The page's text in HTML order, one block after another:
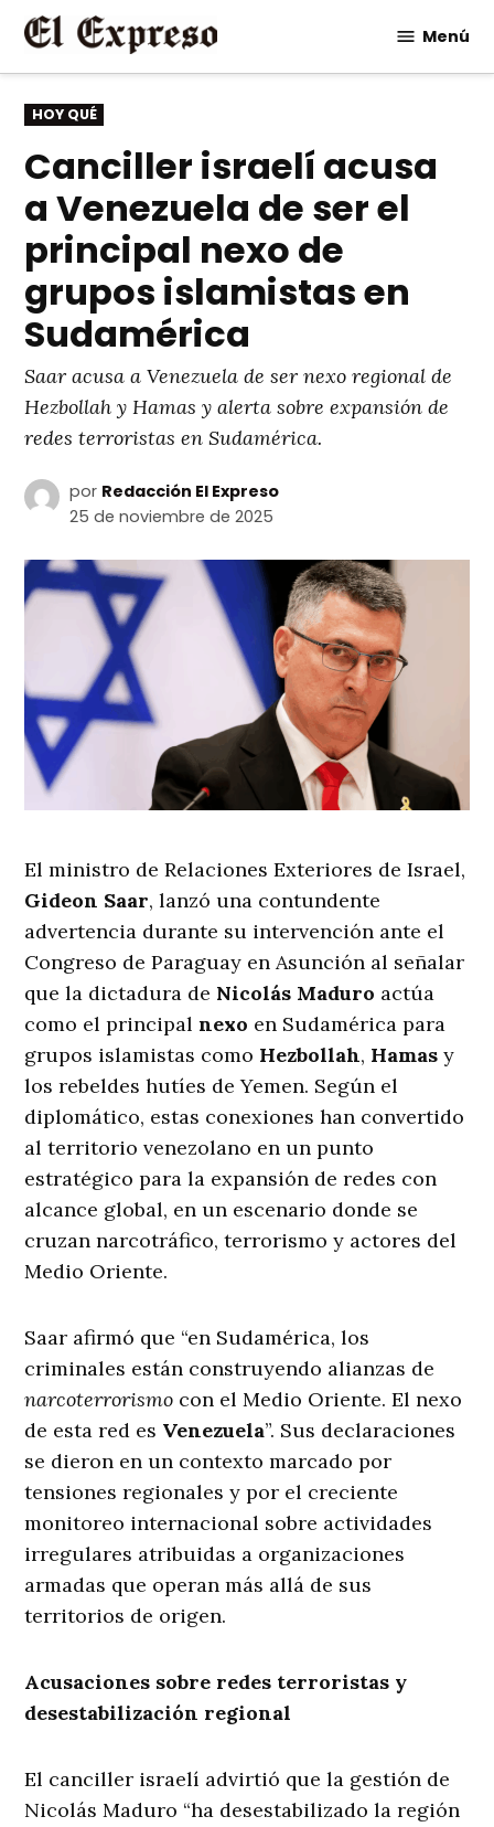
Saltar
contenido
Menú
PUBLICADO
EN
HOY QUÉ
Canciller israelí acusa
a Venezuela de ser el
principal nexo de
grupos islamistas en
Sudamérica
Saar acusa a Venezuela de ser nexo regional de
Hezbollah y Hamas y alerta sobre expansión de
redes terroristas en Sudamérica.
por Redacción El Expreso
25 de noviembre de 2025
El ministro de Relaciones Exteriores de Israel,
Gideon Saar, lanzó una contundente
advertencia durante su intervención ante el
Congreso de Paraguay en Asunción al señalar
que la dictadura de Nicolás Maduro actúa
como el principalnexo en Sudamérica para
grupos islamistas como Hezbollah, Hamas y
los rebeldes hutíes de Yemen. Según el
diplomático, estas conexiones han convertido
al territorio venezolano en un punto
estratégico para la expansión de redes con
alcance global, en un escenario donde se
cruzan narcotráfico, terrorismo y actores del
Medio Oriente.
Saar afirmó que “en Sudamérica, los
criminales están construyendo alianzas de
narcoterrorismo con el Medio Oriente. El nexo
de esta red es Venezuela”. Sus declaraciones
se dieron en un contexto marcado por
tensiones regionales y por el creciente
monitoreo internacional sobre actividades
irregulares atribuidas a organizaciones
armadas que operan más allá de sus
territorios de origen.
Acusaciones sobre redes terroristas y
desestabilización regional
El canciller israelí advirtió que la gestión de
Nicolás Maduro “ha desestabilizado la región